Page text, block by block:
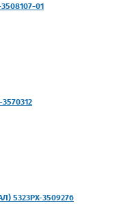
01
5323РХ-3509276